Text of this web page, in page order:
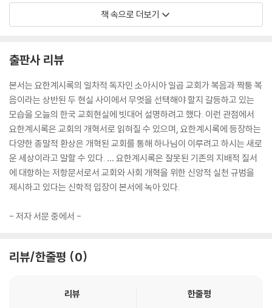
8. [3:14-22] 라오디게아 교회에 보내는 편지: 구역질나는 교회 320
판 339
비됨 341
2. [6:1-8:1] 일곱 인의 개봉과 교회 397
3. [8:2-14:20] 일곱 나팔 연주와 교회 470
참고 도서 571
지도·표 목록
〈표 1〉 세대주의 종말론 도해 65
〈표 4〉 세 가지 재앙의 연결고리 79
〈표 6〉 세 가지 재앙과 교회의 사명 92
국, 새 예루살렘성, 새 하늘과 새 땅), 즉 대항현실(Gegenwirklichkeit)
혹은 대안적 현실(Counter-Reality)을 제시함으로써 그 당시 소아시아
소아시아 일곱 교회가 큰 성 바벨론이 제공하는 호화스런 삶을 향유할 수
있는 방법은 1세기 말 소아시아 지역에서 성행했던 황제 숭배에 동참하는
것이었다. 황제를 숭배하고 우상의 제물을 먹는다는 것은 단순히 종교적
차원의 문제가 아니라 1세기말 시민종교인 반신적(反神的)이고 사치스
런 삶을 보장해 주는 바벨론적 사회규범을 인정하고 받아들여야 하는 사회
통합적 차원의 문제였다.
--- p.88
사람들이 살아가는 방식대로 따라가서는 안 되며, 종말을 선취한 삶을 살
있는 사람들은 아내가 없는 사람들처럼, 우는 사람들은 울지 않는 사람들
책 속으로 더보기
출판사 리뷰
본서는 요한계시록의 일차적 독자인 소아시아 일곱 교회가 복음과 짝퉁 복
음이라는 상반된 두 현실 사이에서 무엇을 선택해야 할지 갈등하고 있는
모습을 오늘의 한국 교회현실에 빗대어 설명하려고 했다. 이런 관점에서
요한계시록은 교회의 개혁서로 읽혀질 수 있으며, 요한계시록에 등장하는
다양한 종말적 환상은 개혁된 교회를 통해 하나님이 이루려고 하시는 새로
운 세상이라고 말할 수 있다. … 요한계시록은 잘못된 기존의 지배적 질서
에 대항하는 저항문서로서 교회와 사회 개혁을 위한 신앙적 실천 규범을
제시하고 있다는 신학적 입장이 본서에 녹아 있다.
- 저자 서문 중에서 -
리뷰/한줄평 0
리뷰
한줄평